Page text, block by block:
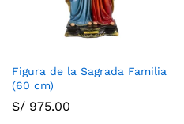
Figura de la Sagrada Familia
(60 cm)
S/ 975.00